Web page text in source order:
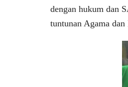
dengan hukum dan
tuntunan Agama dan